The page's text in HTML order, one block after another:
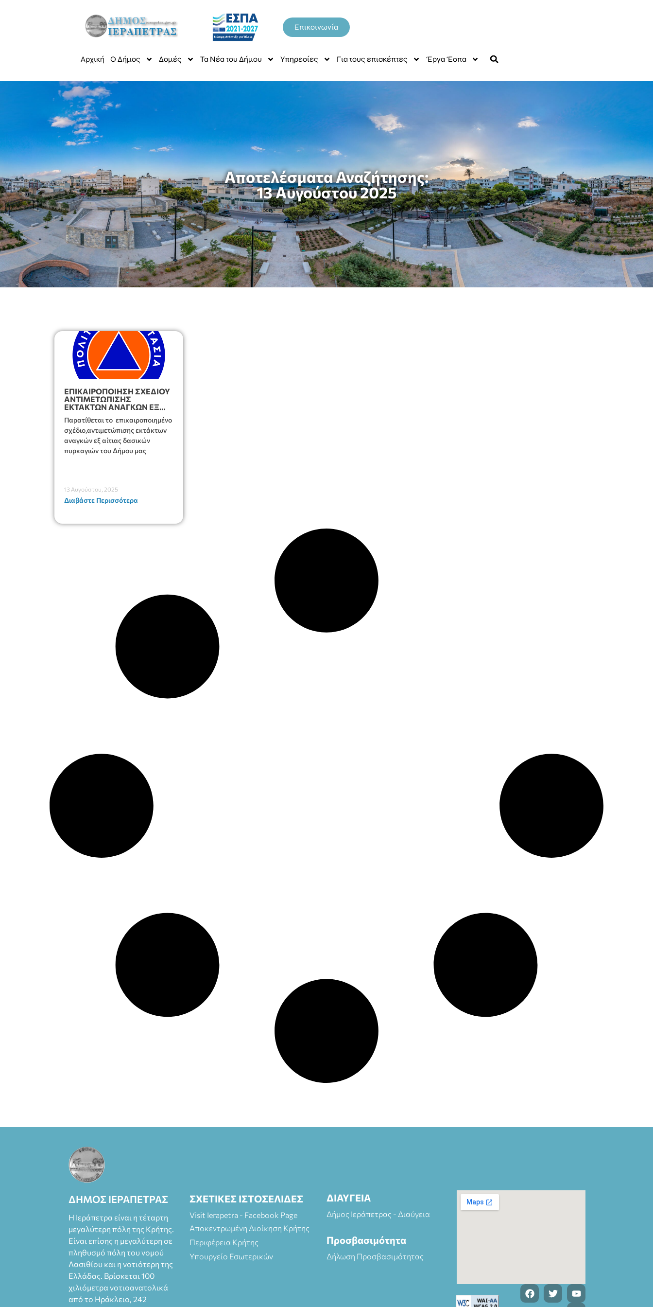
Επικοινωνία
Αρχική Ο Δήμος Δομές Τα Νέα του Δήμου Υπηρεσίες Για τους επισκέπτες Έργα Έσπα
Αποτελέσματα Αναζήτησης:
13 Αυγούστου 2025
ΕΠΙΚΑΙΡΟΠΟΙΗΣΗ ΣΧΕΔΙΟΥ
ΑΝΤΙΜΕΤΩΠΙΣΗΣ
ΕΚΤΑΚΤΩΝ ΑΝΑΓΚΩΝ ΕΞ
ΠΥΡΚΑΓΙΩΝ ΤΟΥ ΔΗΜΟΥ
ΙΕΡΑΠΕΤΡΑΣ (Αύγουστος
2025)
Παρατίθεται το επικαιροποιημένο
σχέδιο,αντιμετώπισης εκτάκτων
αναγκών εξ αίτιας δασικών
πυρκαγιών του Δήμου μας
13 Αυγούστου, 2025
Διαβάστε Περισσότερα
ΔΗΜΟΣ ΙΕΡΑΠΕΤΡΑΣ
Η Ιεράπετρα είναι η τέταρτη
μεγαλύτερη πόλη της Κρήτης.
Είναι επίσης η μεγαλύτερη σε
πληθυσμό πόλη του νομού
Λασιθίου και η νοτιότερη της
Ελλάδας. Βρίσκεται 100
χιλιόμετρα νοτιοανατολικά
από το Ηράκλειο, 242
ΣΧΕΤΙΚΕΣ ΙΣΤΟΣΕΛΙΔΕΣ
Visit Ierapetra - Facebook Page
Αποκεντρωμένη Διοίκηση Κρήτης
Περιφέρεια Κρήτης
Υπουργείο Εσωτερικών
ΔΙΑΥΓΕΙΑ
Δήμος Ιεράπετρας - Διαύγεια
Προσβασιμότητα
Δήλωση Προσβασιμότητας